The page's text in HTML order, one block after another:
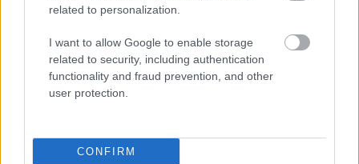
related to personalization.
I want to allow Google to enable storage
related to security, including authentication
functionality and fraud prevention, and other
user protection.
CONFIRM